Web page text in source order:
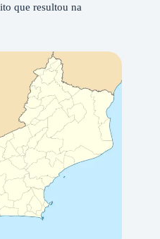
que resultou na